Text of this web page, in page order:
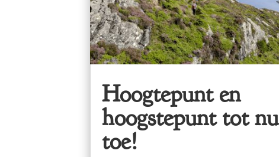
Hoogtepunt en
hoogstepunt tot nu
toe!